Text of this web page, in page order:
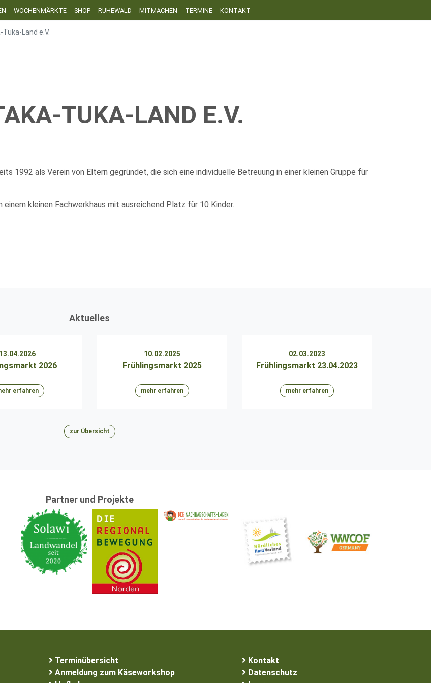
WOCHENMÄRKTE SHOP RUHEWALD MITMACHEN TERMINE KONTAKT
Land e.V.
TUKA-LAND E.V.
1992 als Verein von Eltern gegründet, die sich eine individuelle Betreuung in einer kleinen Gruppe für
kleinen Fachwerkhaus mit ausreichend Platz für 10 Kinder.
Aktuelles
13.04.2026
2026
erfahren
10.02.2025
Frühlingsmarkt 2025
mehr erfahren
02.03.2023
Frühlingsmarkt 23.04.2023
mehr erfahren
zur Übersicht
Partner und Projekte
Terminübersicht
Anmeldung zum Käseworkshop
Kontakt
Datenschutz